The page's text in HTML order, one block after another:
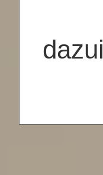
dazui